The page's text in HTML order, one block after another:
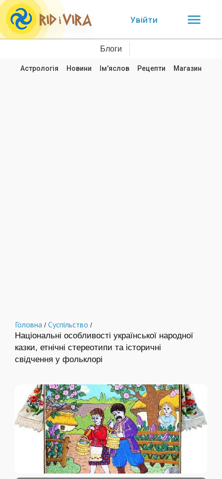
Увійти
Блоги
Астрологія Новини Ім'яслов Рецепти Магазин
Головна / Суспільство /
Національні особливості української народної
казки, етнічні стереотипи та історичні
свідчення у фольклорі